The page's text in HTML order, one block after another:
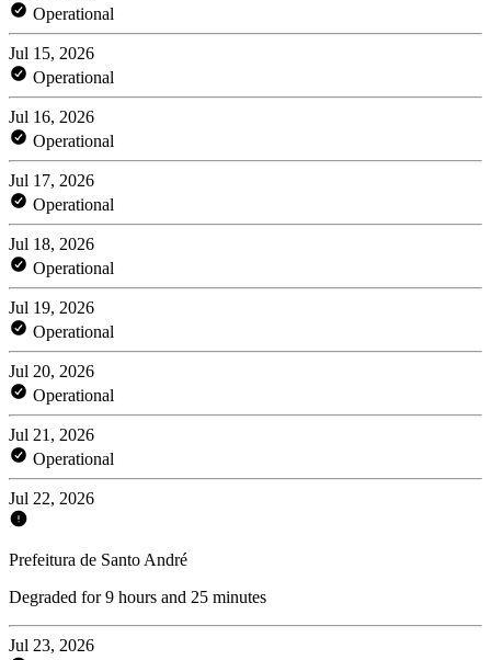
Operational
Jul 15, 2026
Operational
Jul 16, 2026
Operational
Jul 17, 2026
Operational
Jul 18, 2026
Operational
Jul 19, 2026
Operational
Jul 20, 2026
Operational
Jul 21, 2026
Operational
Jul 22, 2026
Prefeitura de Santo André
Degraded for 9 hours and 25 minutes
Jul 23, 2026